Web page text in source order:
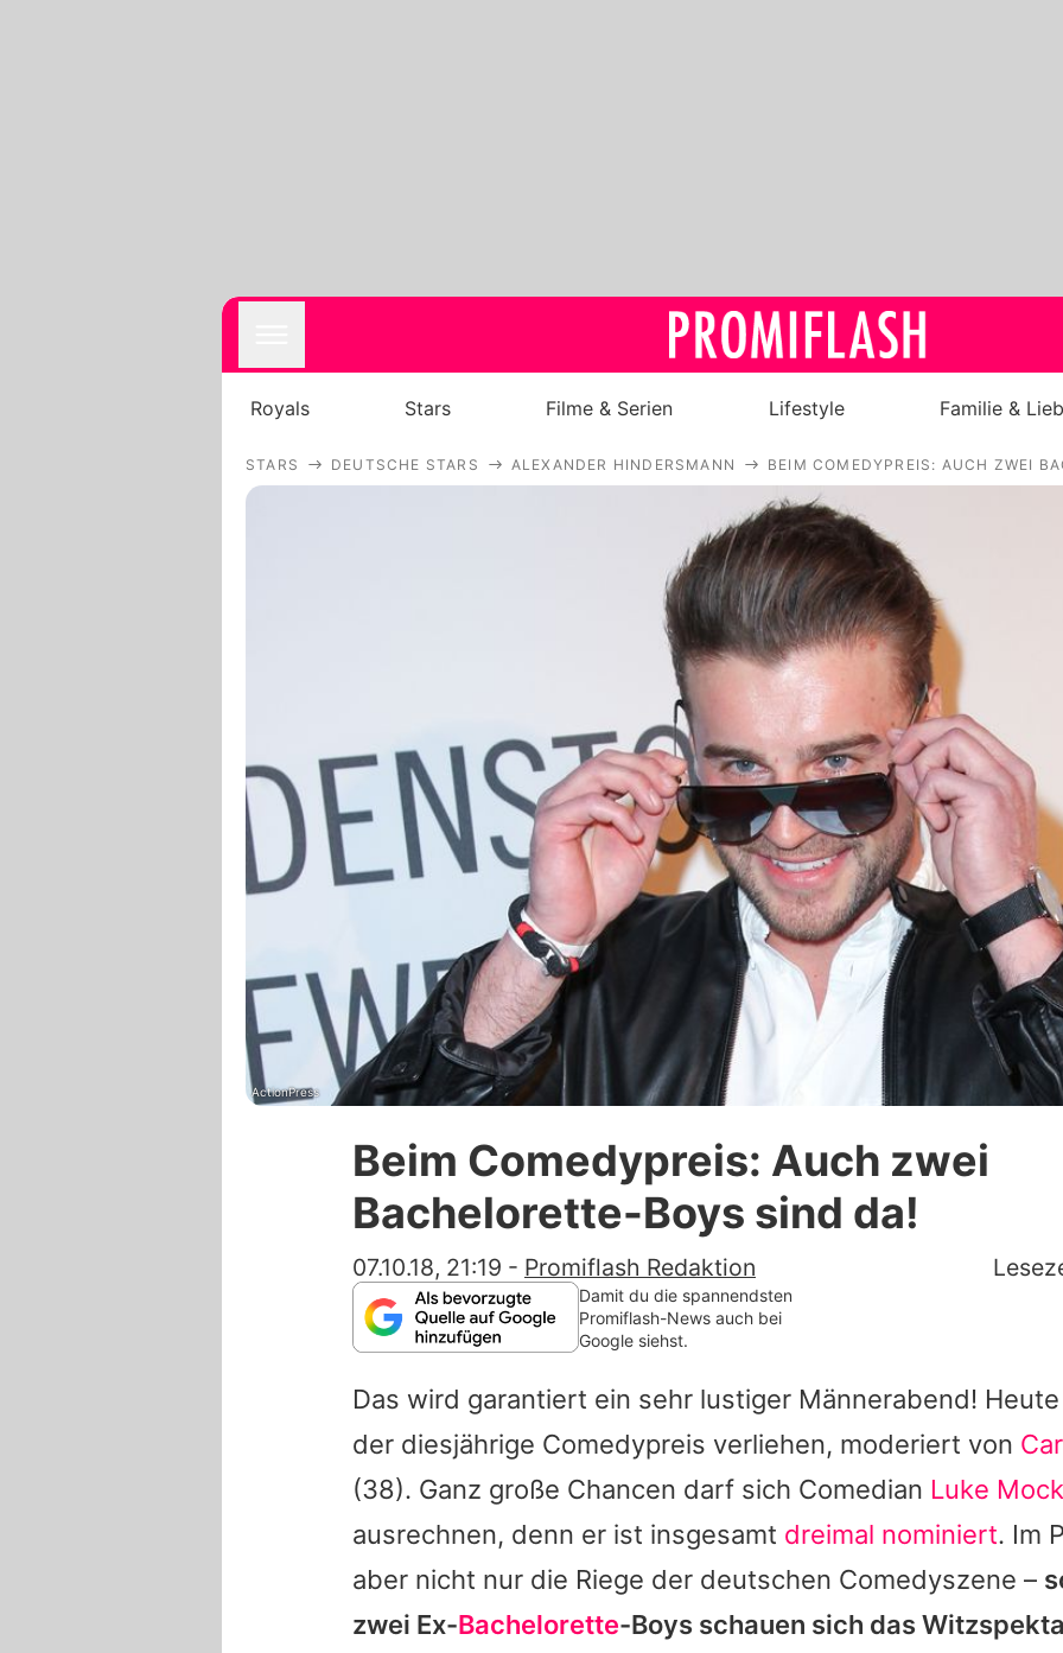
Royals
Stars
Filme & Serien
Lifestyle
Familie & Liebe
Promiflash Exklusiv
Alle Themen auf Promiflash
Jobs
App runterladen
Team
Redaktionelle Richtlinien
Datenschutzerklärung
Nutzungsbedingungen
Utiq verwalten
Royals Stars Filme & Serien Lifestyle Familie &
STARS DEUTSCHE STARS ALEXANDER HINDERSMANN BEIM COMEDYPREIS: AUCH ZWEI
ActionPress
Beim Comedypreis: Auch zwei
Bachelorette-Boys sind da!
07.10.18, 21:19 - Promiflash Redaktion
Damit du die spannendsten
Promiflash-News auch bei
Google siehst.
Das wird garantiert ein sehr lustiger Männerabend!
der diesjährige Comedypreis verliehen, moderiert von
(38). Ganz große Chancen darf sich Comedian Luke
ausrechnen, denn er ist insgesamt dreimal nominiert. Im
aber nicht nur die Riege der deutschen Comedyszene –
zwei Ex-Bachelorette-Boys schauen sich das